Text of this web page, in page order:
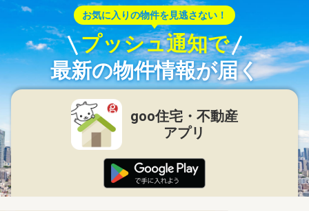
お気に入りの物件を見逃さない！
プッシュ通知で
最新の物件情報が届く
goo住宅・不動産
アプリ